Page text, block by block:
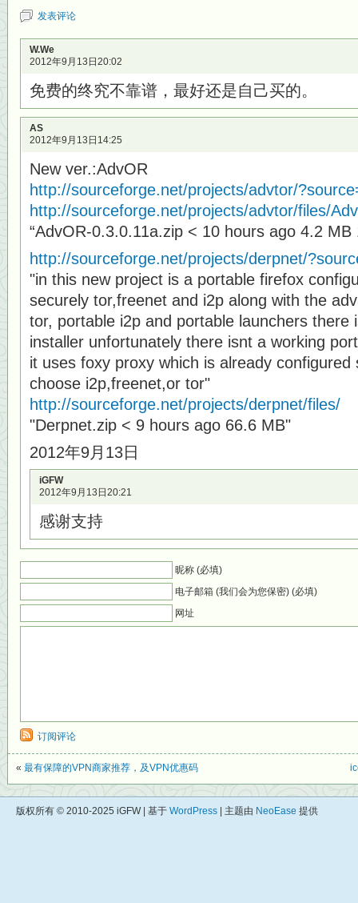
发表评论
W.We
2012年9月13日20:02
免费的终究不靠谱，最好还是自己买的。
AS
2012年9月13日14:25
New ver.:AdvOR
http://sourceforge.net/projects/advtor/
http://sourceforge.net/projects/advtor/files/
“AdvOR-0.3.0.11a.zip < 10 hours ago 4.2 MB
http://sourceforge.net/projects/derpnet/
"in this new project is a portable firefox
securely tor,freenet and i2p along with the
tor, portable i2p and portable launchers there
installer unfortunately there isnt a working
it uses foxy proxy which is already
choose i2p,freenet,or tor"
http://sourceforge.net/projects/derpnet/files/
"Derpnet.zip < 9 hours ago 66.6 MB"
2012年9月13日
iGFW
2012年9月13日20:21
感谢支持
昵称 (必填)
电子邮箱 (我们会为您保密) (必填)
网址
订阅评论
« 最有保障的VPN商家推荐，及VPN优惠码
版权所有 © 2010-2025 iGFW | 基于 WordPress | 主题由 NeoEase 提供